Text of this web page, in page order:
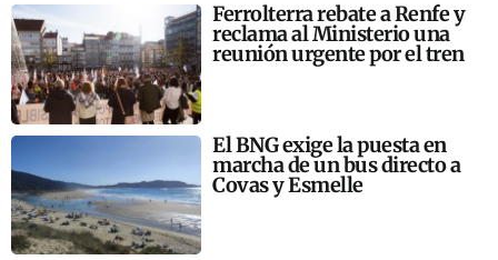
Ferrolterra rebate a Renfe y
reclama al Ministerio una
reunión urgente por el tren
El BNG exige la puesta en
marcha de un bus directo a
Covas y Esmelle